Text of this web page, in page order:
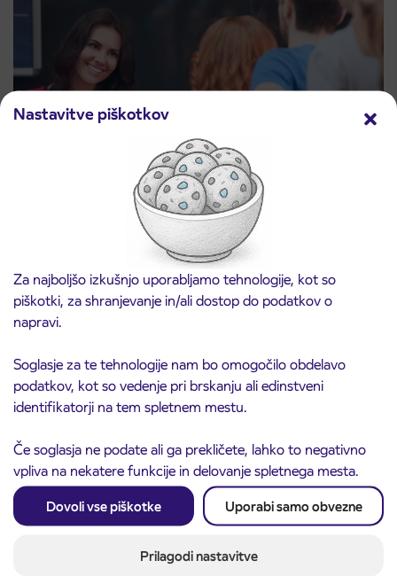
Nastavitve piškotkov
Za najboljšo izkušnjo uporabljamo tehnologije, kot so
piškotki, za shranjevanje in/ali dostop do podatkov o
napravi.
Soglasje za te tehnologije nam bo omogočilo obdelavo
podatkov, kot so vedenje pri brskanju ali edinstveni
identifikatorji na tem spletnem mestu.
Če soglasja ne podate ali ga prekličete, lahko to negativno
vpliva na nekatere funkcije in delovanje spletnega mesta.
Dovoli vse piškotke Uporabi samo obvezne
Prilagodi nastavitve
4. 8. 2026
Prodajno mesto na AP Sežana 4. 8. 2026
zaprto
Preberite objavo